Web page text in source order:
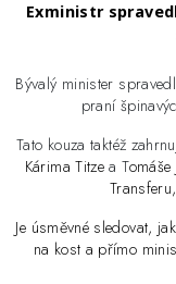
Exministr
Bývalý minister
praní
Tato kouza taktéž
Kárima Titze a T
Je úsměvné sledovat,
na kost a přímo